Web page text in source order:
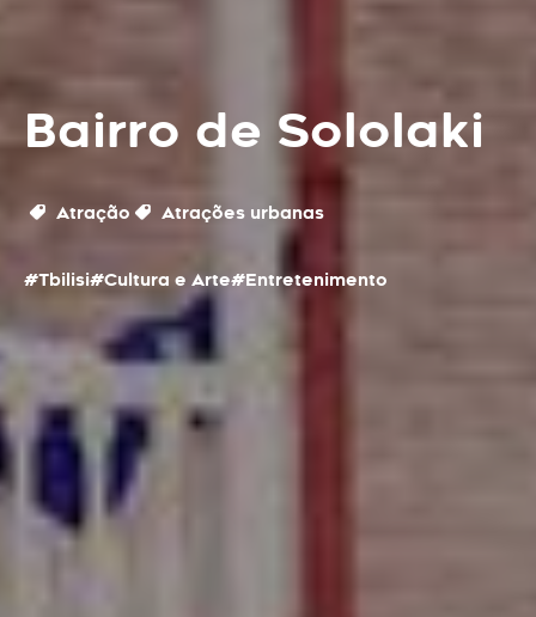
Bairro de Sololaki
Atração Atrações urbanas
#Tbilisi#Cultura e Arte#Entretenimento